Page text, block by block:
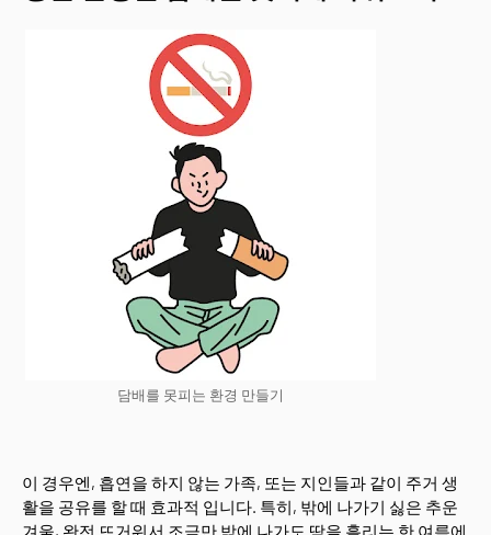
담배를 못피는 환경 만들기
이 경우엔, 흡연을 하지 않는 가족, 또는 지인들과 같이 주거 생
활을 공유를 할 때 효과적 입니다. 특히, 밖에 나가기 싫은 추운
겨울, 완전 뜨거워서 조금만 밖에 나가도 땀을 흘리는 한 여름에